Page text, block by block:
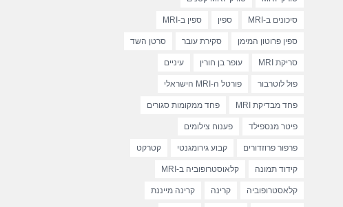
סיכונים ב-MRI ספין ספין ב-MRI
ספין פרוטון המימן סקירת עובר סרטן השד
סריקת MRI עופר בן חורין עיניים
פול לוטרבור פורטל ה-MRI הישראלי
פחד מבדיקת MRI פחד ממקומות סגורים
פיטר מנספילד פענוח צילומים
פרפור פרוזדורים קבוע גירומגנטי קטרקט
קידוד תמונה קלאוסטרופוביה ב-MRI
קלאסטרופוביה קרינה קרינה מייננת